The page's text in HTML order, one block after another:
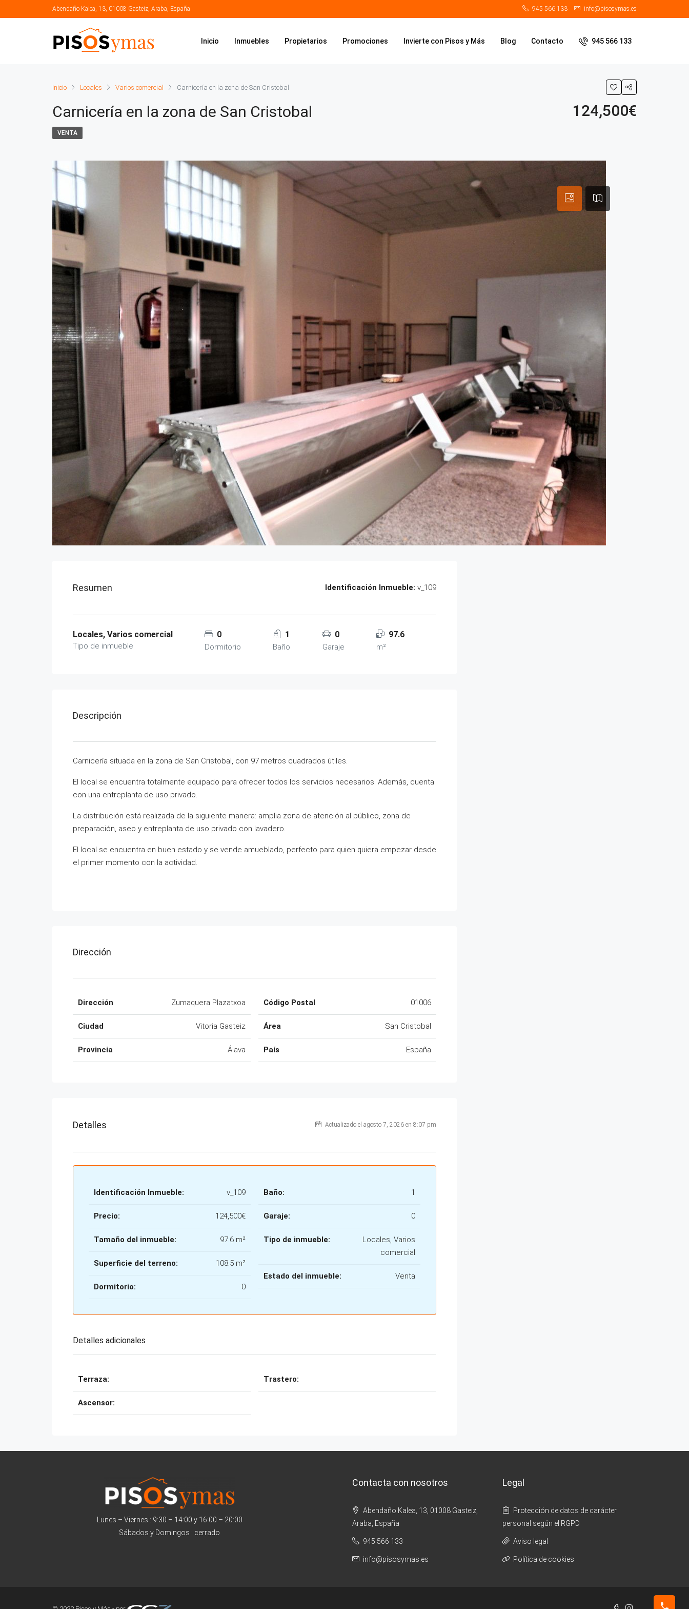
Abendaño Kalea, 13, 01008 Gasteiz, Araba, España 945 566 133 info@pisosymas.es
Inicio Inmuebles Propietarios Promociones Invierte con Pisos y Más Blog Contacto 945 566 133
Inicio Locales Varios comercial Carnicería en la zona de San Cristobal
Carnicería en la zona de San Cristobal 124,500€
VENTA
Resumen Identificación Inmueble: v_109
Locales, Varios comercial
Tipo de inmueble
0
Dormitorio
1
Baño
0
Garaje
97.6
m²
Descripción
Carnicería situada en la zona de San Cristobal, con 97 metros cuadrados útiles.
El local se encuentra totalmente equipado para ofrecer todos los servicios necesarios. Además, cuenta
con una entreplanta de uso privado.
La distribución está realizada de la siguiente manera: amplia zona de atención al público, zona de
preparación, aseo y entreplanta de uso privado con lavadero.
El local se encuentra en buen estado y se vende amueblado, perfecto para quien quiera empezar desde
el primer momento con la actividad.
Dirección
Dirección Zumaquera Plazatxoa
Ciudad Vitoria Gasteiz
Provincia Álava
Código Postal 01006
Área San Cristobal
País España
Detalles Actualizado el agosto 7, 2026 en 8:07 pm
Identificación Inmueble: v_109
Precio: 124,500€
Tamaño del inmueble: 97.6 m²
Superficie del terreno: 108.5 m²
Dormitorio: 0
Baño: 1
Garaje: 0
Tipo de inmueble:
Locales, Varios
comercial
Estado del inmueble: Venta
Detalles adicionales
Terraza:
Ascensor:
Trastero:
Lunes – Viernes : 9:30 – 14:00 y 16:00 – 20:00
Sábados y Domingos : cerrado
Contacta con nosotros
Abendaño Kalea, 13, 01008 Gasteiz,
Araba, España
945 566 133
info@pisosymas.es
Legal
Protección de datos de carácter
personal según el RGPD
Aviso legal
Política de cookies